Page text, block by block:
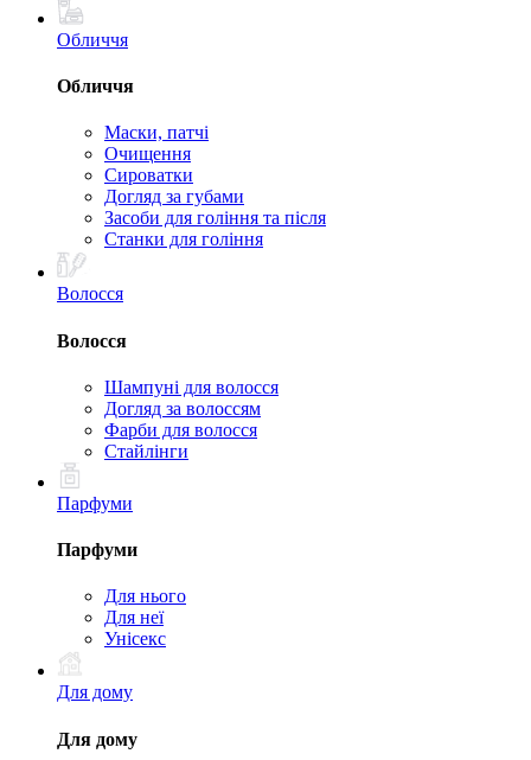
Обличчя
Обличчя
Маски, патчі
Очищення
Сироватки
Догляд за губами
Засоби для гоління та після
Станки для гоління
Волосся
Волосся
Шампуні для волосся
Догляд за волоссям
Фарби для волосся
Стайлінги
Парфуми
Парфуми
Для нього
Для неї
Унісекс
Для дому
Для дому